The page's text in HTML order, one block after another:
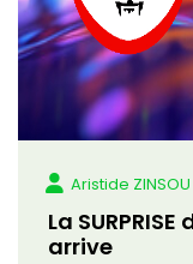
Aristide ZINSOU
La
arrive